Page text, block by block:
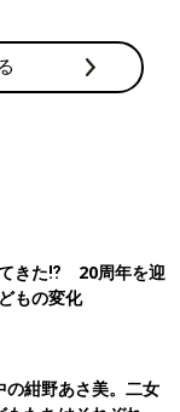
てきた⁉ 20周年を迎
もの変化
の紺野あさ美。二女